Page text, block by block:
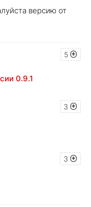
версию от
5
0.9.1
3
3